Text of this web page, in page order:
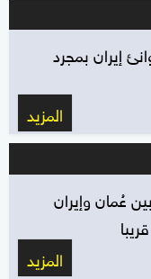
إيران بمجرد
المزيد
عُمان وإيران
المزيد